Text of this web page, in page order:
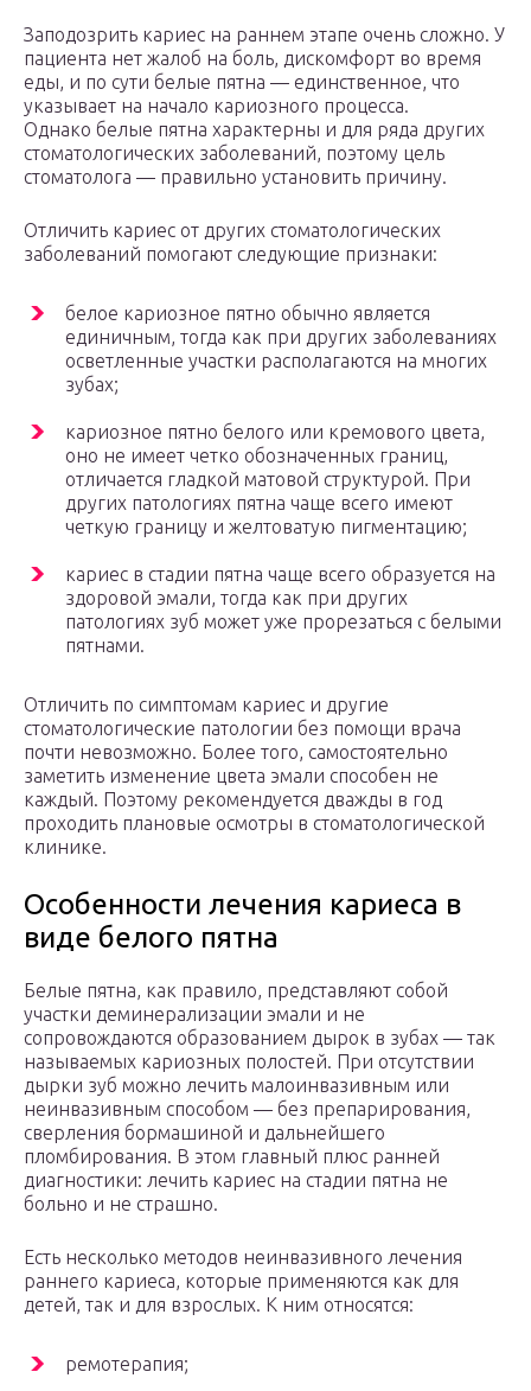
Заподозрить кариес на раннем этапе очень сложно. У
пациента нет жалоб на боль, дискомфорт во время
еды, и по сути белые пятна — единственное, что
указывает на начало кариозного процесса.
Однако белые пятна характерны и для ряда других
стоматологических заболеваний, поэтому цель
стоматолога — правильно установить причину.
Отличить кариес от других стоматологических
заболеваний помогают следующие признаки:
белое кариозное пятно обычно является
единичным, тогда как при других заболеваниях
осветленные участки располагаются на многих
зубах;
кариозное пятно белого или кремового цвета,
оно не имеет четко обозначенных границ,
отличается гладкой матовой структурой. При
других патологиях пятна чаще всего имеют
четкую границу и желтоватую пигментацию;
кариес в стадии пятна чаще всего образуется на
здоровой эмали, тогда как при других
патологиях зуб может уже прорезаться с белыми
пятнами.
Отличить по симптомам кариес и другие
стоматологические патологии без помощи врача
почти невозможно. Более того, самостоятельно
заметить изменение цвета эмали способен не
каждый. Поэтому рекомендуется дважды в год
проходить плановые осмотры в стоматологической
клинике.
Особенности лечения кариеса в
виде белого пятна
Белые пятна, как правило, представляют собой
участки деминерализации эмали и не
сопровождаются образованием дырок в зубах — так
называемых кариозных полостей. При отсутствии
дырки зуб можно лечить малоинвазивным или
неинвазивным способом — без препарирования,
сверления бормашиной и дальнейшего
пломбирования. В этом главный плюс ранней
диагностики: лечить кариес на стадии пятна не
больно и не страшно.
Есть несколько методов неинвазивного лечения
раннего кариеса, которые применяются как для
детей, так и для взрослых. К ним относятся:
ремотерапия;